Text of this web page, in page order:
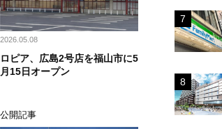
2026.05.08
ロピア、広島2号店を福山市に5
月15日オープン
公開記事